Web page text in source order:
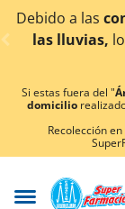
< div
de entrega
Si estas fuera del "
domicilio
Recolección en